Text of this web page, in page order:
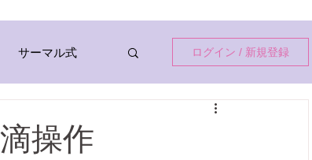
サーマル式 ログイン / 新規登録
操作